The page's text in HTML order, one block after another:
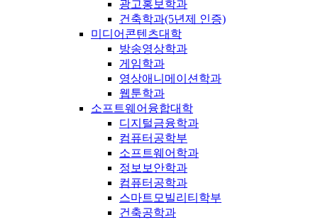
광고홍보학과
건축학과(5년제 인증)
미디어콘텐츠대학
방송영상학과
게임학과
영상애니메이션학과
웹툰학과
소프트웨어융합대학
디지털금융학과
컴퓨터공학부
소프트웨어학과
정보보안학과
컴퓨터공학과
스마트모빌리티학부
건축공학과